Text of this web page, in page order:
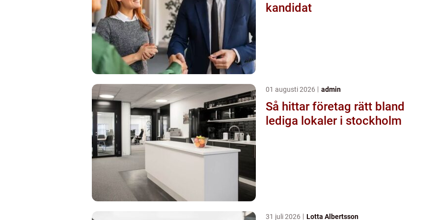
kandidat
01 augusti 2026 admin
Så hittar företag rätt bland
lediga lokaler i stockholm
31 juli 2026 Lotta Albertsson